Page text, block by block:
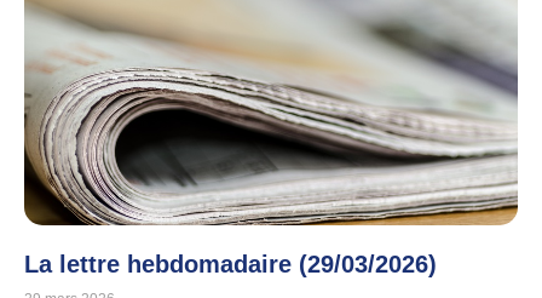
La lettre hebdomadaire (29/03/2026)